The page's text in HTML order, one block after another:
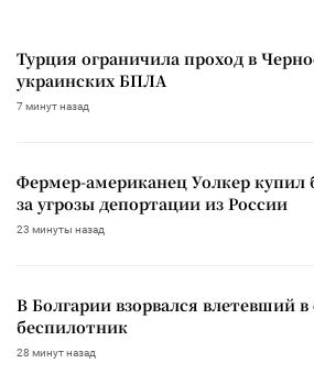
Турция ограничила проход в
украинских БПЛА
7 минут назад
Фермер-американец Уолкер купил
за угрозы депортации из России
23 минуты назад
В Болгарии взорвался влетевший
беспилотник
28 минут назад